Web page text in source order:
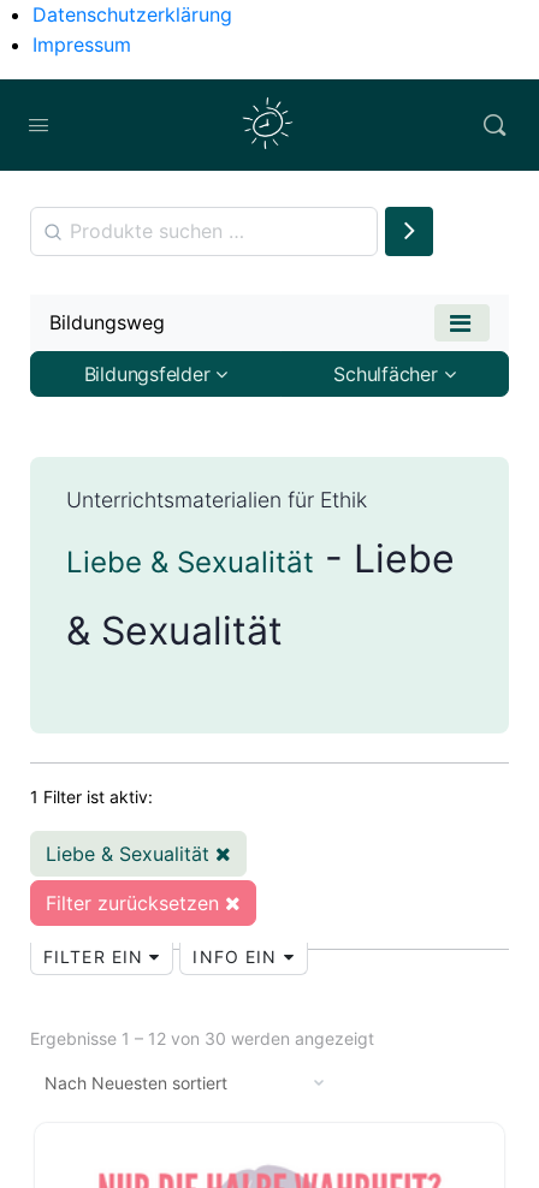
Datenschutzerklärung
Impressum
Unterrichtsmaterialien für Ethik
Liebe & Sexualität - Liebe
& Sexualität
1 Filter ist aktiv:
Liebe & Sexualität
Filter zurücksetzen
FILTER EIN INFO EIN
Ergebnisse 1 – 12 von 30 werden angezeigt
Bildungsweg
Bildungsfelder Schulfächer